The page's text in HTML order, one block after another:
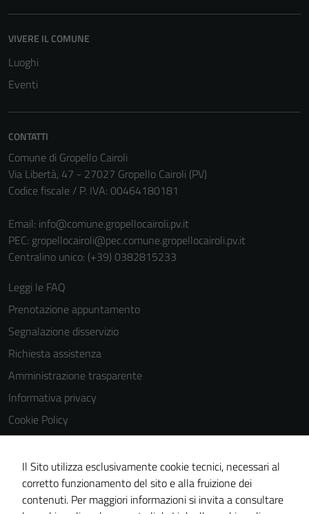
VIVERE IL COMUNE
Luoghi
Eventi
CONTATTI
Comune di Gropello Cairoli
Via Libertà, 47 - 27027 Gropello Cairoli (PV)
Codice fiscale / P. IVA: 00464180181
Email: info@comune.gropellocairoli.pv.it
PEC: gropellocairoli@pec.comune.gropellocairoli.pv.it
Centralino unico: (+39) 0382815233
Leggi le FAQ
Prenotazione appuntamento
Segnalazione disservizio
Richiesta assistenza
Amministrazione trasparente
Informativa privacy
Cookie Policy
Note legali
Dichiarazione di accessibilità
Obiettivi di accessibilità
Piano di miglioramento del sito
Il Sito utilizza esclusivamente cookie tecnici, necessari al
corretto funzionamento del sito e alla fruizione dei
contenuti. Per maggiori informazioni si invita a consultare
informazioni